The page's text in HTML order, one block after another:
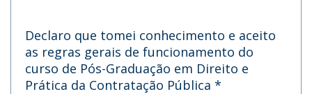
Declaro que tomei conhecimento e aceito
as regras gerais de funcionamento do
curso de Pós-Graduação em Direito e
Prática da Contratação Pública *